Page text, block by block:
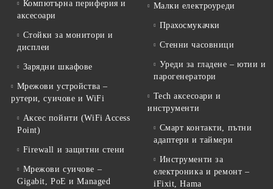
Компютърна периферия и
аксесоари
Стойки за монитори и
дисплеи
Зарядни шкафове
Мрежови устройства –
рутери, суичове и WiFi
Аксес пойнти (WiFi Access
Point)
Firewall и защитни стени
Мрежови суичове –
Gigabit, PoE и Managed
Малки електроуреди
Прахосмукачки
Стенни часовници
Уреди за гладене – ютии и
парогенератори
Tech аксесоари и
инструменти
Смарт контакти, пътни
адаптери и таймери
Инструменти за
електроника и ремонт –
iFixit, Hama